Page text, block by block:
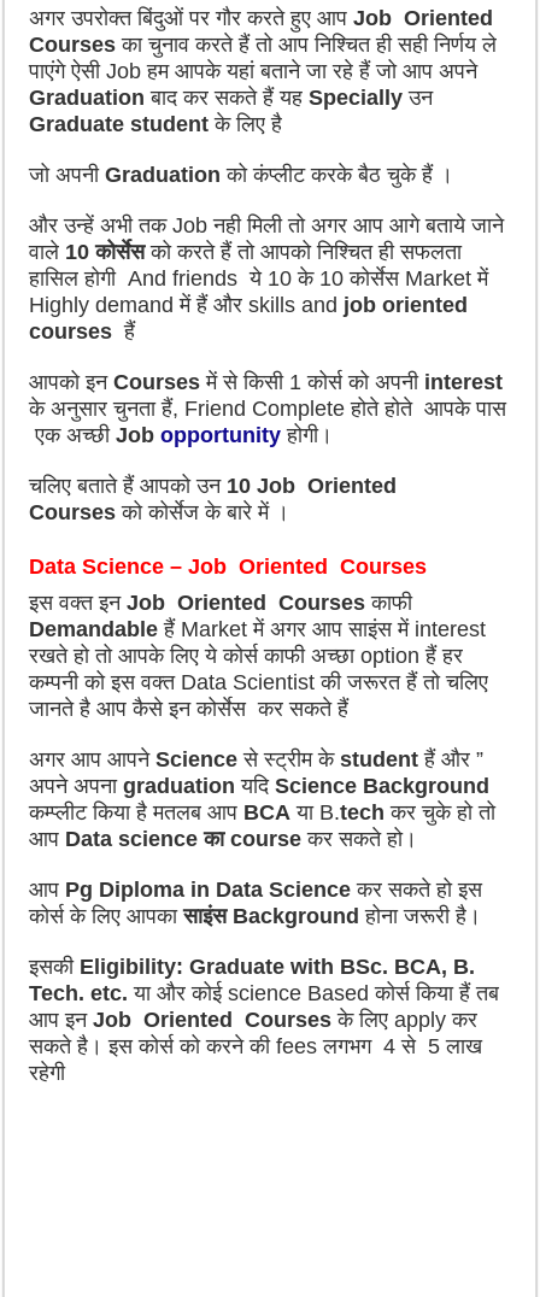
अगर उपरोक्त बिंदुओं पर गौर करते हुए आपJob Oriented
Courses का चुनाव करते हैं तो आप निश्चित ही सही निर्णय ले
पाएंगे ऐसी Job हम आपके यहां बताने जा रहे हैं जो आप अपने
Graduation बाद कर सकते हैं यहSpecially उन
Graduate student के लिए है
जो अपनीGraduation को कंप्लीट करके बैठ चुके हैं ।
और उन्हें अभी तक Job नही मिली तो अगर आप आगे बताये जाने
वाले 10 कोर्सेसको करते हैं तो आपको निश्चित ही सफलता
हासिल होगी And friends ये 10 के 10 कोर्सेस Market में
Highly demand में हैं और skills and job oriented
courses हैं
आपको इनCourses में से किसी 1 कोर्स को अपनी interest
के अनुसार चुनता हैं, Friend Complete होते होते आपके पास
एक अच्छीJobopportunity होगी।
चलिए बताते हैं आपको उन 10 Job Oriented
Coursesको कोर्सेज के बारे में ।
Data Science –Job Oriented Courses
इस वक्त इनJob Oriented Coursesकाफी
Demandable हैं Market में अगर आप साइंस में interest
रखते हो तो आपके लिए ये कोर्स काफी अच्छा option हैं हर
कम्पनी को इस वक्त Data Scientist की जरूरत हैं तो चलिए
जानते है आप कैसे इन कोर्सेस कर सकते हैं
अगर आप आपनेScience से स्ट्रीम केstudent हैं और ”
अपने अपनाgraduation यदिScience Background
कम्प्लीट किया है मतलब आप BCA या B.tech कर चुके हो तो
आप Data science का course कर सकते हो।
आप Pg Diploma in Data Science कर सकते हो इस
कोर्स के लिए आपकासाइंस Background होना जरूरी है।
इसकी Eligibility: Graduate with BSc. BCA, B.
Tech. etc. या और कोई science Based कोर्स किया हैं तब
आप इनJob Oriented Courses के लिए apply कर
सकते है। इस कोर्स को करने की fees लगभग 4 से 5 लाख
रहेगी